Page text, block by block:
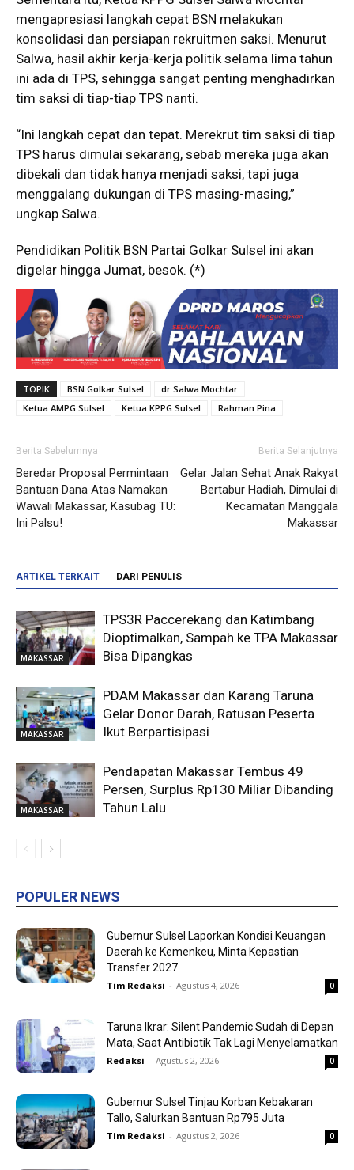
mengapresiasi langkah cepat BSN melakukan
konsolidasi dan persiapan rekruitmen saksi. Menurut
Salwa, hasil akhir kerja-kerja politik selama lima tahun
ini ada di TPS, sehingga sangat penting menghadirkan
tim saksi di tiap-tiap TPS nanti.
“Ini langkah cepat dan tepat. Merekrut tim saksi di tiap
TPS harus dimulai sekarang, sebab mereka juga akan
dibekali dan tidak hanya menjadi saksi, tapi juga
menggalang dukungan di TPS masing-masing,”
ungkap Salwa.
Pendidikan Politik BSN Partai Golkar Sulsel ini akan
digelar hingga Jumat, besok. (*)
TOPIK BSN Golkar Sulsel
dr Salwa Mochtar
Ketua AMPG Sulsel
Ketua KPPG Sulsel Rahman Pina
Berita Sebelumnya
Beredar Proposal Permintaan
Bantuan Dana Atas Namakan
Wawali Makassar, Kasubag TU:
Ini Palsu!
Berita Selanjutnya
Gelar Jalan Sehat Anak Rakyat
Bertabur Hadiah, Dimulai di
Kecamatan Manggala
Makassar
ARTIKEL TERKAIT DARI PENULIS
MAKASSAR
TPS3R Paccerekang dan Katimbang
Dioptimalkan, Sampah ke TPA Makassar
Bisa Dipangkas
MAKASSAR
PDAM Makassar dan Karang Taruna
Gelar Donor Darah, Ratusan Peserta
Ikut Berpartisipasi
MAKASSAR
Pendapatan Makassar Tembus 49
Persen, Surplus Rp130 Miliar Dibanding
Tahun Lalu
POPULER NEWS
Gubernur Sulsel Laporkan Kondisi Keuangan
Daerah ke Kemenkeu, Minta Kepastian
Transfer 2027
Tim Redaksi - Agustus 4, 2026 0
Taruna Ikrar: Silent Pandemic Sudah di Depan
Mata, Saat Antibiotik Tak Lagi Menyelamatkan
Redaksi - Agustus 2, 2026 0
Gubernur Sulsel Tinjau Korban Kebakaran
Tallo, Salurkan Bantuan Rp795 Juta
Tim Redaksi - Agustus 2, 2026 0